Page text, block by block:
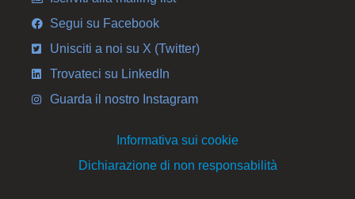
Segui su Facebook
Unisciti a noi su X (Twitter)
Trovateci su LinkedIn
Guarda il nostro Instagram
Informativa sui cookie
Dichiarazione di non responsabilità